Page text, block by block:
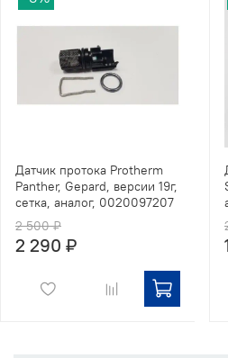
Датчик протока Protherm
Panther, Gepard, версии 19г,
сетка, аналог, 0020097207
2 500 ₽
2 290 ₽